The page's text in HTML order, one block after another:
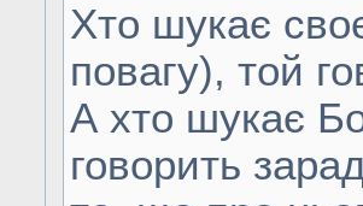
Хто шукає
повагу), той
А хто шукає
говорить